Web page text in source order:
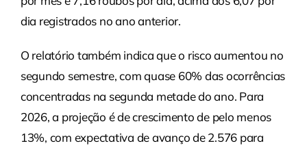
dia registrados no ano anterior.
O relatório também indica que o risco aumentou no
segundo semestre, com quase 60% das ocorrências
concentradas na segunda metade do ano. Para
2026, a projeção é de crescimento de pelo menos
13%, com expectativa de avanço de 2.576 para